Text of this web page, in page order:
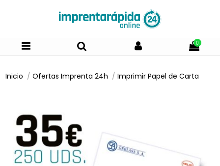
0
Inicio Ofertas Imprenta 24h Imprimir Papel de Carta